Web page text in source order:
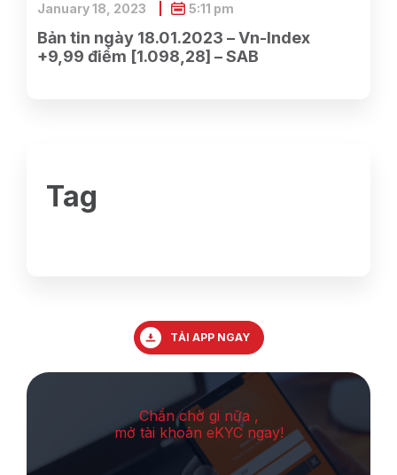
Bản tin ngày 18.01.2023 – Vn-Index
+9,99 điểm [1.098,28] – SAB
January 18, 2023 5:11 pm
Tag
TẢI APP NGAY
Chần chờ gi nữa ,
mở tài khoản eKYC ngay!